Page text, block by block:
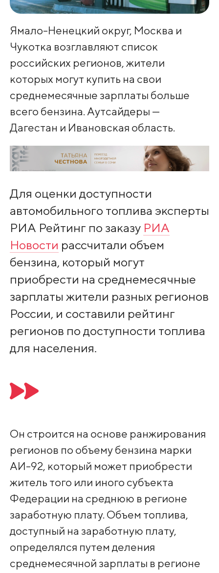
Ямало-Ненецкий округ, Москва и
Чукотка возглавляют список
российских регионов, жители
которых могут купить на свои
среднемесячные зарплаты больше
всего бензина. Аутсайдеры —
Дагестан и Ивановская область.
Для оценки доступности
автомобильного топлива эксперты
РИА Рейтинг по заказу РИА
Новости рассчитали объем
бензина, который могут
приобрести на среднемесячные
зарплаты жители разных регионов
России, и составили рейтинг
регионов по доступности топлива
для населения.
Он строится на основе ранжирования
регионов по объему бензина марки
АИ-92, который может приобрести
житель того или иного субъекта
Федерации на среднюю в регионе
заработную плату. Объем топлива,
доступный на заработную плату,
определялся путем деления
среднемесячной зарплаты в регионе